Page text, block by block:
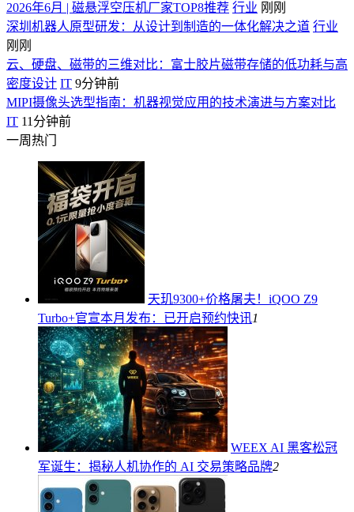
2026年6月 | 磁悬浮空压机厂家TOP8推荐 行业 刚刚
深圳机器人原型研发：从设计到制造的一体化解决之道 行业
刚刚
云、硬盘、磁带的三维对比：富士胶片磁带存储的低功耗与高
密度设计 IT 9分钟前
MIPI摄像头选型指南：机器视觉应用的技术演进与方案对比
IT 11分钟前
一周热门
天玑9300+价格屠夫！iQOO Z9
Turbo+官宣本月发布：已开启预约快讯1
WEEX AI 黑客松冠
军诞生：揭秘人机协作的 AI 交易策略品牌2